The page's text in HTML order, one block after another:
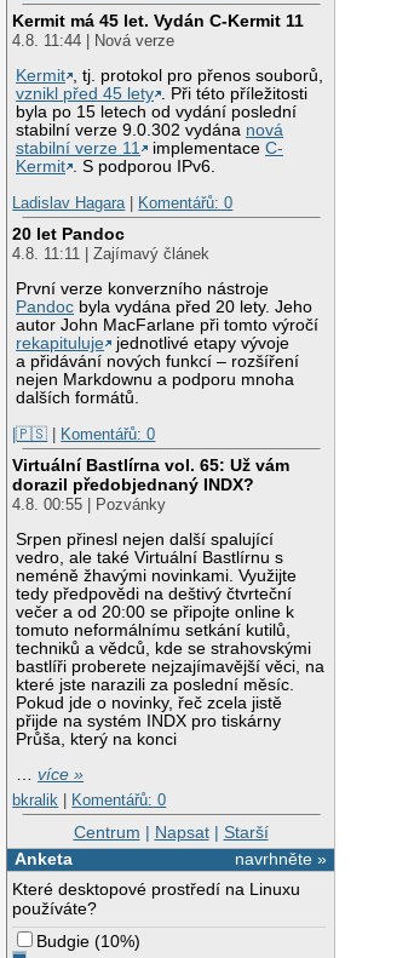
Kermit má 45 let. Vydán C-Kermit 11
4.8. 11:44 | Nová verze
Kermit
, tj. protokol pro přenos souborů,
vznikl před 45 lety
. Při této příležitosti
byla po 15 letech od vydání poslední
stabilní verze 9.0.302 vydána nová
stabilní verze 11
implementaceC-
Kermit
. S podporou IPv6.
Ladislav Hagara | Komentářů: 0
20 let Pandoc
4.8. 11:11 | Zajímavý článek
První verze konverzního nástroje
Pandoc byla vydána před 20 lety. Jeho
autor John MacFarlane při tomto výročí
rekapituluje
jednotlivé etapy vývoje
a přidávání nových funkcí – rozšíření
nejen Markdownu a podporu mnoha
dalších formátů.
|🇵🇸 | Komentářů: 0
Virtuální Bastlírna vol. 65: Už vám
dorazil předobjednaný INDX?
4.8. 00:55 | Pozvánky
Srpen přinesl nejen další spalující
vedro, ale také Virtuální Bastlírnu s
neméně žhavými novinkami. Využijte
tedy předpovědi na deštivý čtvrteční
večer a od 20:00 se připojte online k
tomuto neformálnímu setkání kutilů,
techniků a vědců, kde se strahovskými
bastlíři proberete nejzajímavější věci, na
které jste narazili za poslední měsíc.
Pokud jde o novinky, řeč zcela jistě
přijde na systém INDX pro tiskárny
Průša, který na konci
…více »
bkralik
Komentářů: 0
Centrum | Napsat| Starší
navrhněte »
Anketa
Které desktopové prostředí na Linuxu
používáte?
Budgie (10%)